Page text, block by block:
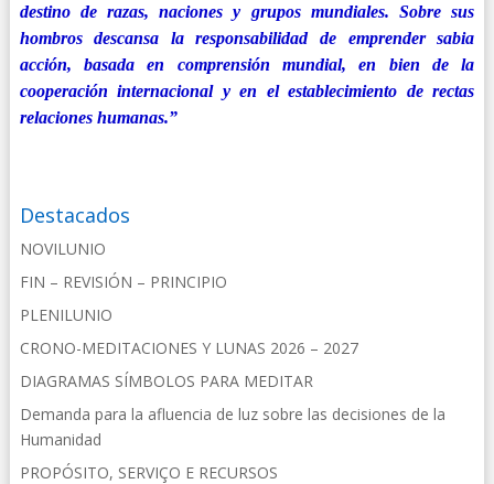
destino de razas, naciones y grupos mundiales. Sobre sus
hombros descansa la responsabilidad de emprender sabia
acción, basada en comprensión mundial, en bien de la
cooperación internacional y en el establecimiento de rectas
relaciones humanas.”
Destacados
NOVILUNIO
FIN – REVISIÓN – PRINCIPIO
PLENILUNIO
CRONO-MEDITACIONES Y LUNAS 2026 – 2027
DIAGRAMAS SÍMBOLOS PARA MEDITAR
Demanda para la afluencia de luz sobre las decisiones de la
Humanidad
PROPÓSITO, SERVIÇO E RECURSOS